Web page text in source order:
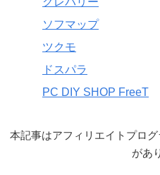
ソフマップ
ツクモ
ドスパラ
PC DIY SHOP FreeT
本記事はアフィリエイトプロ
があ